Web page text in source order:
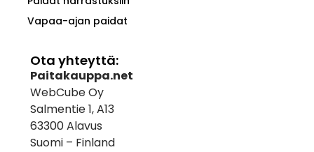
Vapaa-ajan paidat
Ota yhteyttä:
Paitakauppa.net
WebCube Oy
Salmentie 1, A13
63300 Alavus
Suomi – Finland